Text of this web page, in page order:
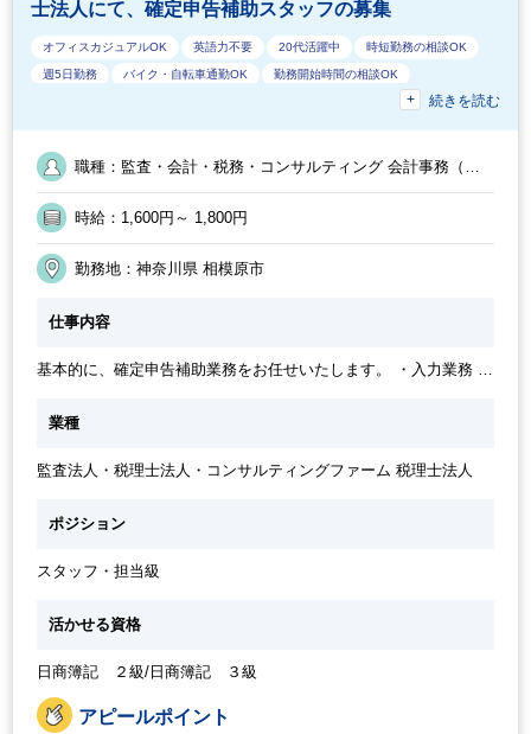
士法人にて、確定申告補助スタッフの募集
オフィスカジュアルOK 英語力不要 20代活躍中 時短勤務の相談OK
週5日勤務 バイク・自転車通勤OK 勤務開始時間の相談OK
社内システム等のOJT フルタイム 交通費支給 残業なし
休憩室あり
EXCELのスキルが活かせる
業界知識・専門用語等のOJT 定時早め
勤務終了時間の相談OK 時短OK 週4日勤務
続きを読む
職種：監査・会計・税務・コンサルティング 会計事務（ア
シスタント業務） ／ 監査・会計・税務・コンサルティング
アウトソーシング・記帳代行
時給：1,600円～ 1,800円
勤務地：神奈川県 相模原市
仕事内容
基本的に、確定申告補助業務をお任せいたします。 ・入力業務 ・
業種
監査法人・税理士法人・コンサルティングファーム 税理士法人
ポジション
スタッフ・担当級
活かせる資格
日商簿記 ２級/日商簿記 ３級
アピールポイント